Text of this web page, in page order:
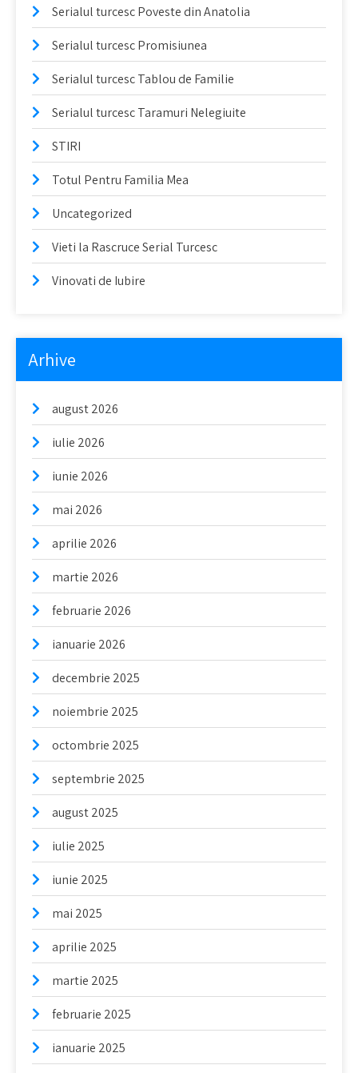
Serialul turcesc Poveste din Anatolia
Serialul turcesc Promisiunea
Serialul turcesc Tablou de Familie
Serialul turcesc Taramuri Nelegiuite
STIRI
Totul Pentru Familia Mea
Uncategorized
Vieti la Rascruce Serial Turcesc
Vinovati de Iubire
Arhive
august 2026
iulie 2026
iunie 2026
mai 2026
aprilie 2026
martie 2026
februarie 2026
ianuarie 2026
decembrie 2025
noiembrie 2025
octombrie 2025
septembrie 2025
august 2025
iulie 2025
iunie 2025
mai 2025
aprilie 2025
martie 2025
februarie 2025
ianuarie 2025